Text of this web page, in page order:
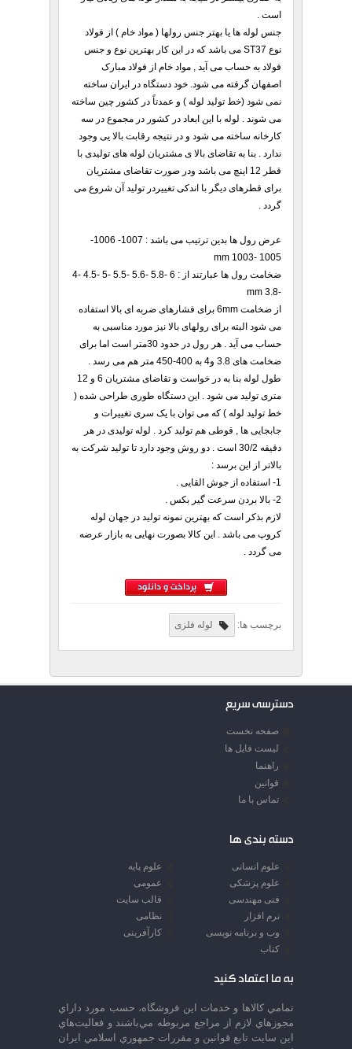
است .
جنس لوله ها یا بهتر جنس رولها ( مواد خام ) از فولاد
نوع ST37 می باشد که در این کار بهترین نوع و جنس
فولاد به حساب می آید , مواد خام از فولاد مبارک
اصفهان گرفته می شود. خود دستگاه در ایران ساخته
نمی شود (خط تولید لوله ) و عمدتاً در کشور چین ساخته
می شوند . لوله با این ابعاد در کشور در مجموع در سه
کارخانه ساخته می شود و در نتیجه رقابت بالا یی وجود
ندارد . بنا به تقاضای بالا ی مشتریان لوله های تولیدی با
قطر 12 اینچ می باشد ودر صورت تقاضای مشتریان
برای قطرهای دیگر با اندکی تغییردر تولید آن شروع می
گردد .
عرض رول ها بدین ترتیب می باشد : 1007- 1006-
1005 -1003 mm
ضخامت رول ها عبارتند از : 6 -5.8 -5.6 -5.5 -5 -4.5 -4
-3.8 mm
از ضخامت 6mm برای فشارهای ضربه ای بالا استفاده
می شود البته برای رولهای بالا نیز مورد مناسبی به
حساب می آید . هر رول در حدود 30متر است اما برای
ضخامت های 3.8 و4 به 400-450 متر هم می رسد .
طول لوله بنا به در خواست و تقاضای مشتریان 6 و 12
متری تولید می شود . این دستگاه طوری طراحی شده (
خط تولید لوله ) که می توان با یک سری تغییرات و
جابجایی ها , قوطی هم تولید کرد . لوله تولیدی در هر
دقیقه 30/2 است . دو روش وجود دارد تا تولید شرکت به
بالاتر از این برسد :
1- استفاده از جوش القایی .
2- بالا بردن سرعت گیر بکس .
لازم بذکر است که بهترین نمونه تولید در جهان لوله
کروپ می باشد . این کالا بصورت نهایی به بازار عرضه
می گردد .
پرداخت و دانلود
برچسب ها: لوله فلزی
دسترسی سریع
صفحه نخست
لیست فایل ها
راهنما
قوانین
تماس با ما
دسته بندی ها
علوم انسانی
علوم پایه
علوم پزشکی
عمومی
فنی مهندسی
قالب سایت
نرم افزار
نظامی
وب و برنامه نویسی
کارآفرینی
کتاب
به ما اعتماد کنید
تمامي كالاها و خدمات اين فروشگاه، حسب مورد داراي
مجوزهاي لازم از مراجع مربوطه مي‌باشند و فعاليت‌هاي
اين سايت تابع قوانين و مقررات جمهوري اسلامي ايران